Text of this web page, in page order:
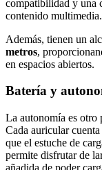
compatibilidad y una
contenido multimedia.
Además, tienen un
metros,
en espacios abiertos.
Batería y
La autonomía es otro
Cada auricular
que el estuche de
permite disfrutar de
añadida de poder